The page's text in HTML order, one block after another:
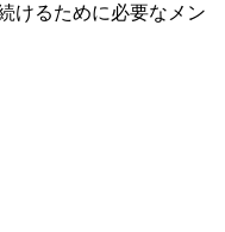
けるために必要なメン